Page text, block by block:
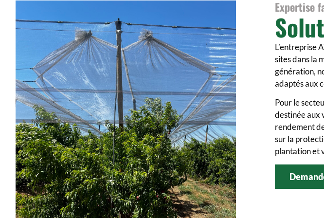
Expertise
L’entreprise
sites dans la
génération,
adaptés aux
Pourle
destinée aux
rendement
sur la
plantation et